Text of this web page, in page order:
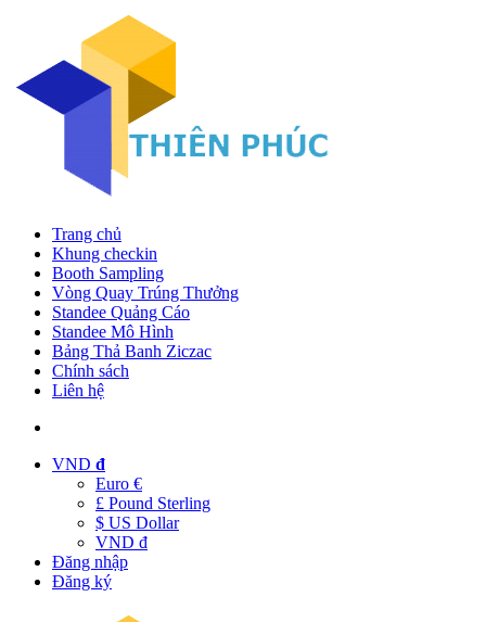
Trang chủ
Khung checkin
Booth Sampling
Vòng Quay Trúng Thưởng
Standee Quảng Cáo
Standee Mô Hình
Bảng Thả Banh Ziczac
Chính sách
Liên hệ
VND đ
Euro €
£ Pound Sterling
$ US Dollar
VND đ
Đăng nhập
Đăng ký